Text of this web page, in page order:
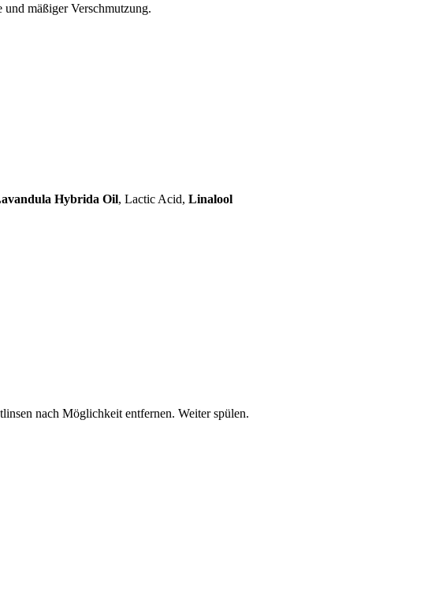
mäßiger Verschmutzung.
Hybrida Oil, Lactic Acid, Linalool
nach Möglichkeit entfernen. Weiter spülen.